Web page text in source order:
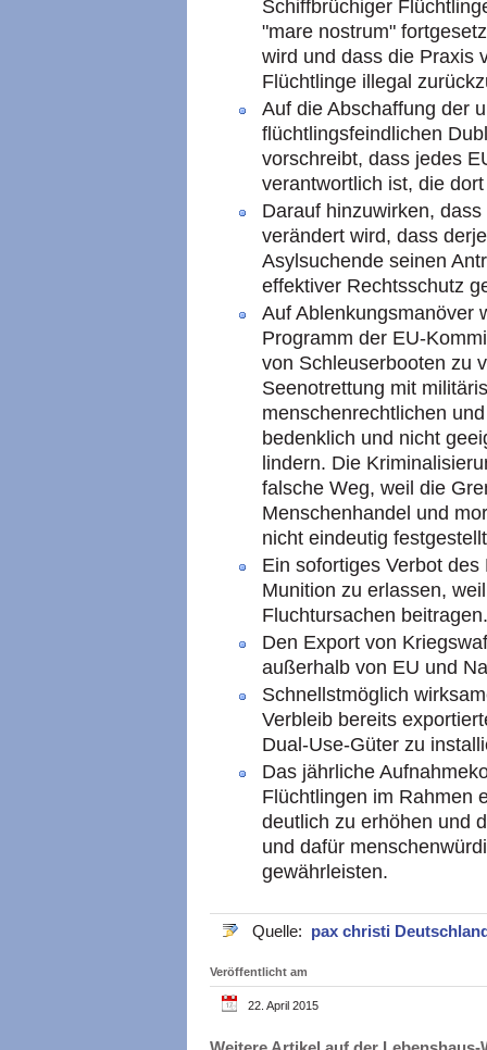
Schiffbrüchiger
"mare nostrum"
wird und dass die Praxis
Flüchtlinge illegal
Auf die Abschaffung der
flüchtlingsfeindlichen
vorschreibt, dass jedes
verantwortlich ist, die
Darauf hinzuwirken,
verändert wird, dass
Asylsuchende seinen
effektiver Rechtsschutz
Auf Ablenkungsmanöver
Programm der EU-
von Schleuserbooten zu
Seenotrettung mit
menschenrechtlichen
bedenklich und nicht
lindern. Die
falsche Weg, weil die
Menschenhandel und
nicht eindeutig
Ein sofortiges Verbot
Munition zu erlassen,
Fluchtursachen beitragen.
Den Export von
außerhalb von EU und
Schnellstmöglich
Verbleib bereits
Dual-Use-Güter zu
Das jährliche
Flüchtlingen im Rahmen
deutlich zu erhöhen und
und dafür
gewährleisten.
Quelle: pax christi
Veröffentlicht am
22. April 2015